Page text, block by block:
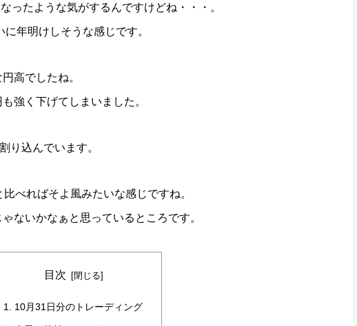
ったような気がするんですけどね・・・。
年明けしそうな感じです。
高でしたね。
強く下げてしまいました。
り込んでいます。
べればそよ風みたいな感じですね。
ないかなぁと思っているところです。
目次
10月31日分のトレーディング